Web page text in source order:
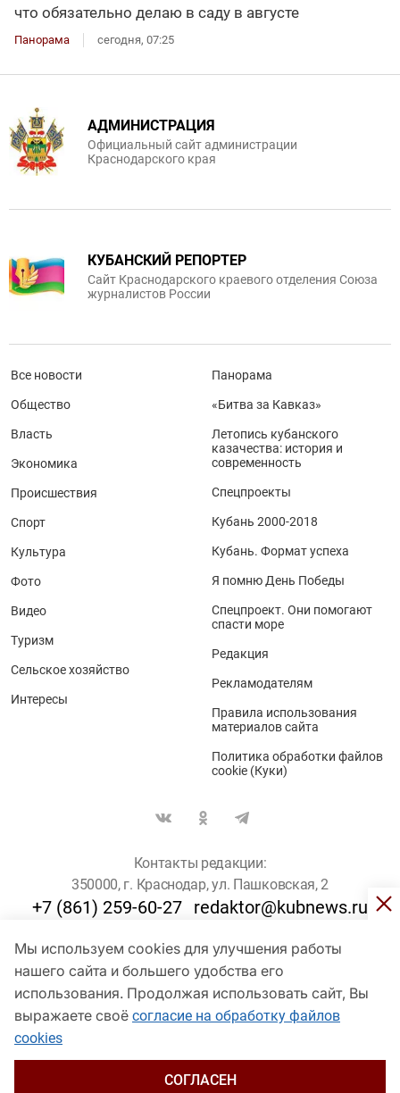
что обязательно делаю в саду в августе
Панорама сегодня, 07:25
Мы используем cookies для улучшения работы
нашего сайта и большего удобства его
использования. Продолжая использовать сайт, Вы
выражаете своё согласие на обработку файлов
cookies
СОГЛАСЕН
АДМИНИСТРАЦИЯ
Официальный сайт администрации
Краснодарского края
КУБАНСКИЙ РЕПОРТЕР
Сайт Краснодарского краевого отделения Союза
журналистов России
Все новости
Общество
Власть
Экономика
Происшествия
Спорт
Культура
Фото
Видео
Туризм
Сельское хозяйство
Интересы
Панорама
«Битва за Кавказ»
Летопись кубанского
казачества: история и
современность
Спецпроекты
Кубань 2000-2018
Кубань. Формат успеха
Я помню День Победы
Спецпроект. Они помогают
спасти море
Редакция
Рекламодателям
Правила использования
материалов сайта
Политика обработки файлов
cookie (Куки)
Контакты редакции:
350000, г. Краснодар, ул. Пашковская, 2
+7 (861) 259-60-27 redaktor@kubnews.ru
Для пользователей старше 16 лет
© Кубанские Новости, 2017
Сетевое издание «kubnews» зарегистрировано Федеральной
службой по надзору в сфере связи, информационных технологий
и массовых коммуникаций (Роскомнадзор). Регистрационный
Пашковская, 2). Главный редактор – Филиппов О. Ю.